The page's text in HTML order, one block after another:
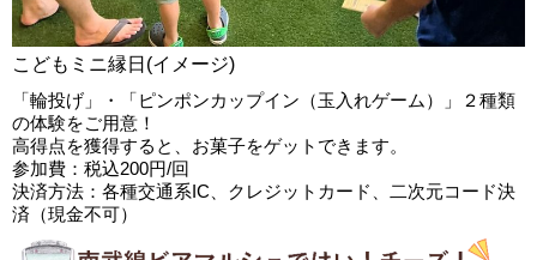
こどもミニ縁日(イメージ)
「輪投げ」・「ピンポンカップイン（玉入れゲーム）」２種類
の体験をご用意！
高得点を獲得すると、お菓子をゲットできます。
参加費：税込200円/回
決済方法：各種交通系IC、クレジットカード、二次元コード決
済（現金不可）